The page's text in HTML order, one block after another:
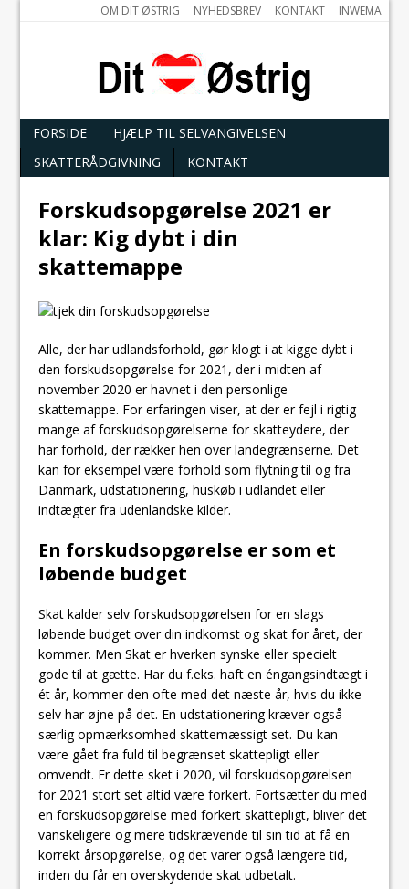
OM DIT ØSTRIG NYHEDSBREV KONTAKT INWEMA
FORSIDE
HJÆLP TIL SELVANGIVELSEN
SKATTERÅDGIVNING
KONTAKT
Forskudsopgørelse 2021 er
klar: Kig dybt i din
skattemappe
Alle, der har udlandsforhold, gør klogt i at kigge dybt i
den forskudsopgørelse for 2021, der i midten af
november 2020 er havnet i den personlige
skattemappe. For erfaringen viser, at der er fejl i rigtig
mange af forskudsopgørelserne for skatteydere, der
har forhold, der rækker hen over landegrænserne. Det
kan for eksempel være forhold som flytning til og fra
Danmark, udstationering, huskøb i udlandet eller
indtægter fra udenlandske kilder.
En forskudsopgørelse er som et
løbende budget
Skat kalder selv forskudsopgørelsen for en slags
løbende budget over din indkomst og skat for året, der
kommer. Men Skat er hverken synske eller specielt
gode til at gætte. Har du f.eks. haft en éngangsindtægt i
ét år, kommer den ofte med det næste år, hvis du ikke
selv har øjne på det. En udstationering kræver også
særlig opmærksomhed skattemæssigt set. Du kan
være gået fra fuld til begrænset skattepligt eller
omvendt. Er dette sket i 2020, vil forskudsopgørelsen
for 2021 stort set altid være forkert. Fortsætter du med
en forskudsopgørelse med forkert skattepligt, bliver det
vanskeligere og mere tidskrævende til sin tid at få en
korrekt årsopgørelse, og det varer også længere tid,
inden du får en overskydende skat udbetalt.